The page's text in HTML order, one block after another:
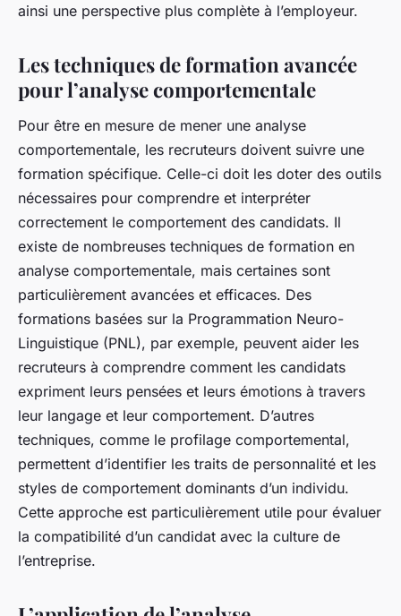
ainsi une perspective plus complète à l’employeur.
Les techniques de formation avancée
pour l’analyse comportementale
Pour être en mesure de mener une analyse
comportementale, les recruteurs doivent suivre une
formation spécifique. Celle-ci doit les doter des outils
nécessaires pour comprendre et interpréter
correctement le comportement des candidats. Il
existe de nombreuses techniques de formation en
analyse comportementale, mais certaines sont
particulièrement avancées et efficaces. Des
formations basées sur la Programmation Neuro-
Linguistique (PNL), par exemple, peuvent aider les
recruteurs à comprendre comment les candidats
expriment leurs pensées et leurs émotions à travers
leur langage et leur comportement. D’autres
techniques, comme le profilage comportemental,
permettent d’identifier les traits de personnalité et les
styles de comportement dominants d’un individu.
Cette approche est particulièrement utile pour évaluer
la compatibilité d’un candidat avec la culture de
l’entreprise.